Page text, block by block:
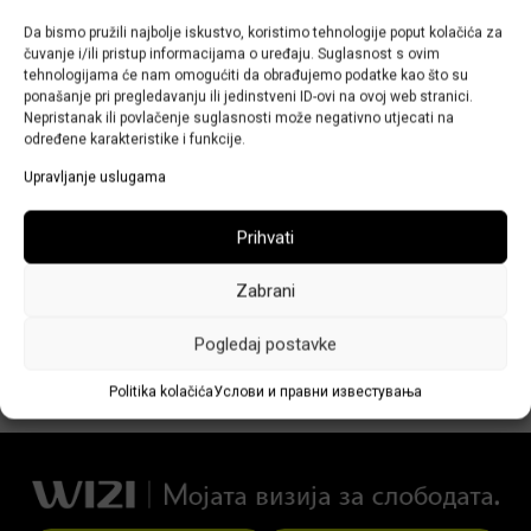
Da bismo pružili najbolje iskustvo, koristimo tehnologije poput kolačića za
čuvanje i/ili pristup informacijama o uređaju. Suglasnost s ovim
tehnologijama će nam omogućiti da obrađujemo podatke kao što su
ponašanje pri pregledavanju ili jedinstveni ID-ovi na ovoj web stranici.
Nepristanak ili povlačenje suglasnosti može negativno utjecati na
određene karakteristike i funkcije.
Upravljanje uslugama
Prihvati
Zabrani
Pogledaj postavke
Politika kolačićaУслови и правни известувања
повисока од
договореното. Како е тоа
можно?
31/01/2024
Конечната цена може да се разликува поради различни
возење. Ако е друга причина, контактирајте го вашиот